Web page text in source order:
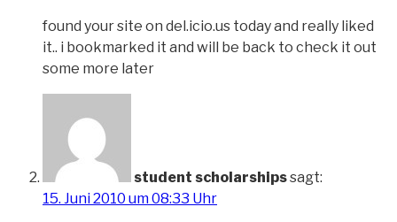
found your site on del.icio.us today and really liked
it.. i bookmarked it and will be back to check it out
some more later
student scholarshipssagt:
15. Juni 2010 um 08:33 Uhr